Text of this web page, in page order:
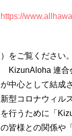
https://
）をご覧ください。
KizunAloha 連合
が中心として結成
新型コロナウィル
を行うために「
の皆様との関係や